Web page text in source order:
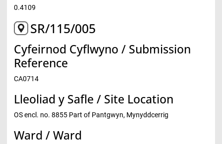
0.4109
SR/115/005
Cyfeirnod Cyflwyno / Submission
Reference
CA0714
Lleoliad y Safle / Site Location
OS encl. no. 8855 Part of Pantgwyn, Mynyddcerrig
Ward / Ward